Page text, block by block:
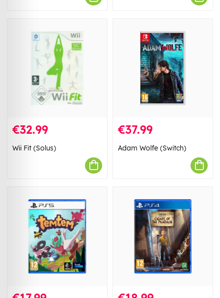
€32.99
Wii Fit (Solus)
€37.99
Adam Wolfe (Switch)